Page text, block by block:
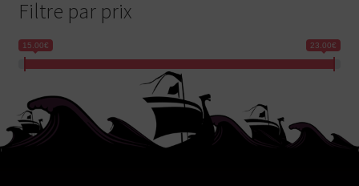
Filtre par prix
15.00€ 23.00€